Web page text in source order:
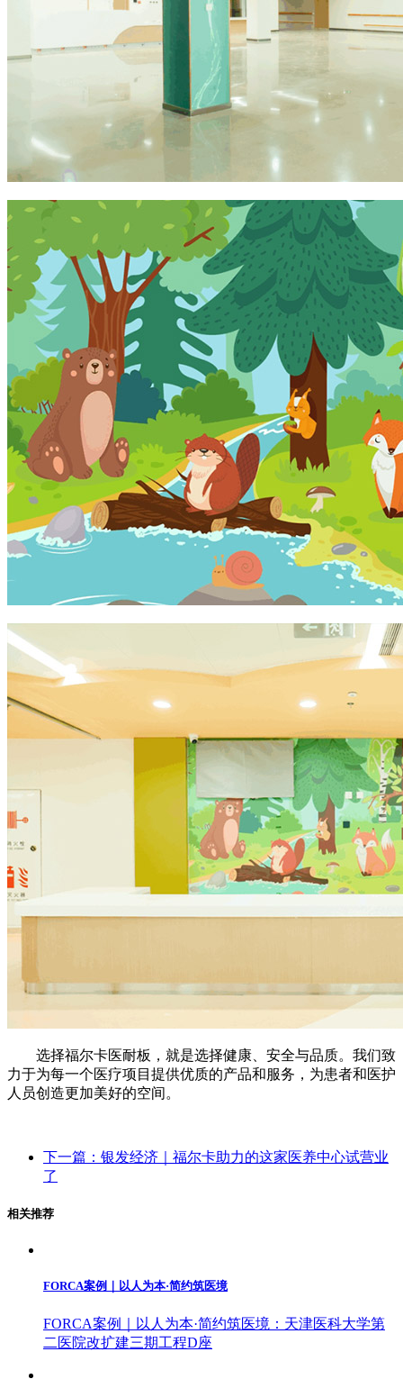
选择福尔卡医耐板，就是选择健康、安全与品质。我们致
力于为每一个医疗项目提供优质的产品和服务，为患者和医护
人员创造更加美好的空间。
下一篇：银发经济｜福尔卡助力的这家医养中心试营业
了
相关推荐
FORCA案例｜以人为本·简约筑医境
FORCA案例｜以人为本·简约筑医境：天津医科大学第
二医院改扩建三期工程D座